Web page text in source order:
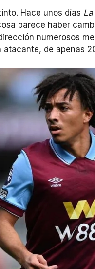
Hace unos días La
parece haber
numerosos
de apenas